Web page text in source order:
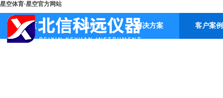
星空体育·星空官方网站
首页 公司产品 解决方案 客户案例